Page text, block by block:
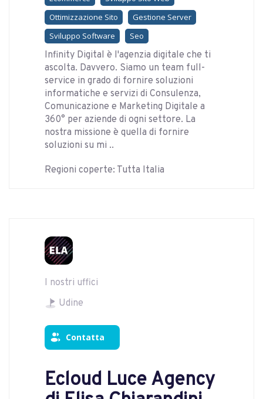
Ottimizzazione Sito
Gestione Server
Sviluppo Software
Seo
Infinity Digital è l'agenzia digitale che ti
ascolta. Davvero. Siamo un team full-
service in grado di fornire soluzioni
informatiche e servizi di Consulenza,
Comunicazione e Marketing Digitale a
360° per aziende di ogni settore. La
nostra missione è quella di fornire
soluzioni su mi ..
Regioni coperte: Tutta Italia
I nostri uffici
Udine
Contatta
Ecloud Luce Agency